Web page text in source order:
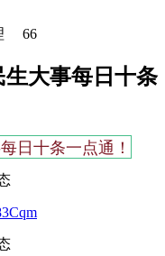
66
生大事每日十条
日十条一点通！